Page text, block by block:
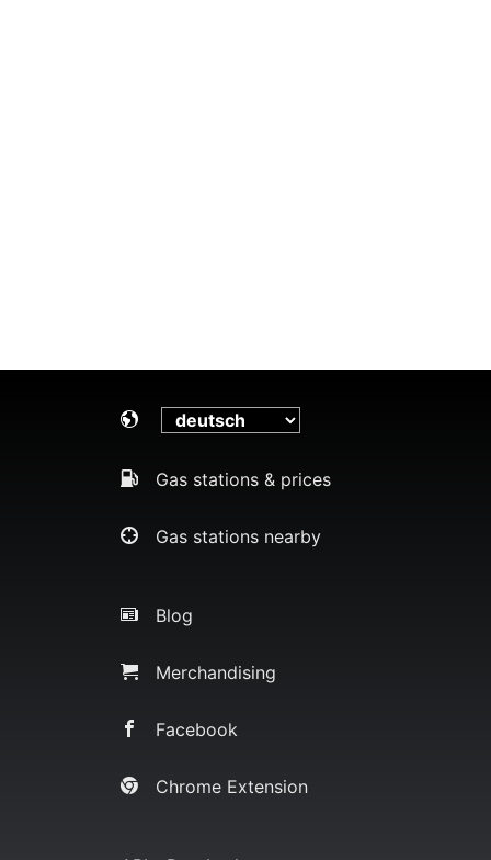
Gas stations & prices
Gas stations nearby
Blog
Merchandising
Facebook
Chrome Extension